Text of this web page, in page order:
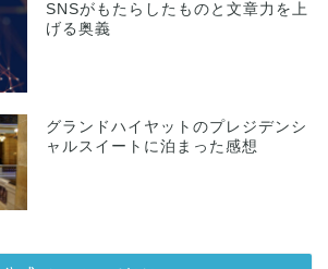
SNSがもたらしたものと文章力を上
げる奥義
グランドハイヤットのプレジデンシ
ャルスイートに泊まった感想